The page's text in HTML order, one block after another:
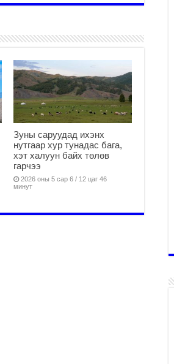
Зуны саруудад ихэнх
нутгаар хур тунадас бага,
хэт халуун байх төлөв
гарчээ
2026 оны 5 сар 6 / 12 цаг 46
минут